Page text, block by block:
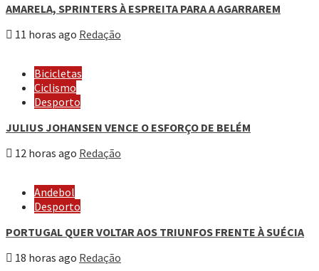
AMARELA, SPRINTERS À ESPREITA PARA A AGARRAREM
11 horas ago Redação
Bicicletas
Ciclismo
Desporto
JULIUS JOHANSEN VENCE O ESFORÇO DE BELÉM
12 horas ago Redação
Andebol
Desporto
PORTUGAL QUER VOLTAR AOS TRIUNFOS FRENTE À SUÉCIA
18 horas ago Redação